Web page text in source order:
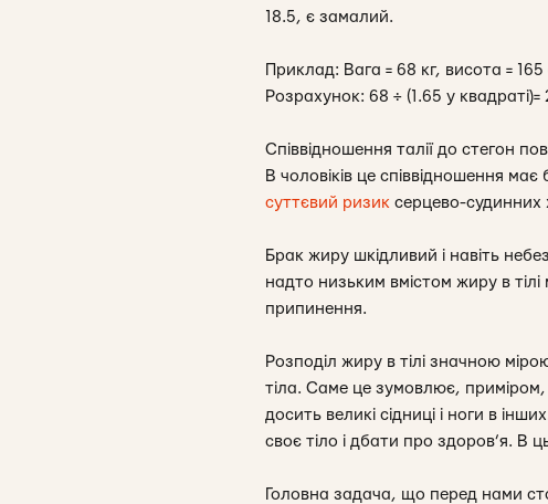
18.5, є замалий.
Приклад: Вага = 68 кг, висота =
Розрахунок: 68 ÷ (1.65 у квадраті)=
Співвідношення талії до стегон
В чоловіків це співвідношення
суттєвий ризик серцево-судинних
Брак жиру шкідливий і навіть
надто низьким вмістом жиру в
припинення.
Розподіл жиру в тілі значною
тіла. Саме це зумовлює, приміром,
досить великі сідниці і ноги в
своє тіло і дбати про здоров’я. В
Головна задача, що перед нами